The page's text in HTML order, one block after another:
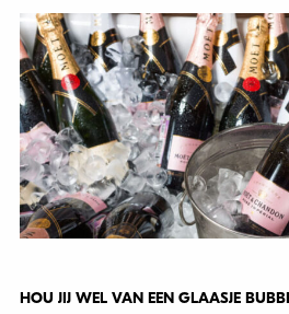
HOU JIJ WEL VAN EEN GLAASJE